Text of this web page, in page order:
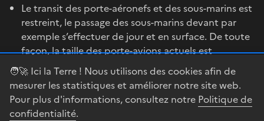
🧑‍🚀 Ici la Terre ! Nous utilisons des cookies afin de
mesurer les statistiques et améliorer notre site web.
Pour plus d'informations, consultez notre Politique de
confidentialité.
Le transit des porte-aéronefs et des sous-marins est
restreint, le passage des sous-marins devant par
exemple s’effectuer de jour et en surface. De toute
façon, la taille des porte-avions actuels est
généralement telle que leurs possibilités de passage
sont des plus limitées.